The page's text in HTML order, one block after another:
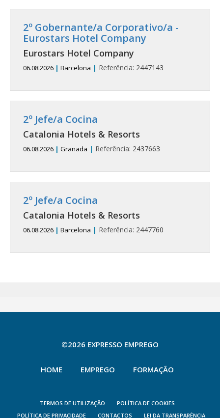
2º Gobernante/a Corporativo/a -
Eurostars Hotel Company
Eurostars Hotel Company
06.08.2026 | Barcelona | Referência: 2447143
2º Jefe/a Cocina
Catalonia Hotels & Resorts
06.08.2026 | Granada | Referência: 2437663
2º Jefe/a Cocina
Catalonia Hotels & Resorts
06.08.2026 | Barcelona | Referência: 2447760
©2026 EXPRESSO EMPREGO
HOME EMPREGO FORMAÇÃO
TERMOS DE UTILIZAÇÃO
POLÍTICA DE COOKIES
POLÍTICA DE PRIVACIDADE
CONTACTOS LEI DA TRANSPARÊNCIA